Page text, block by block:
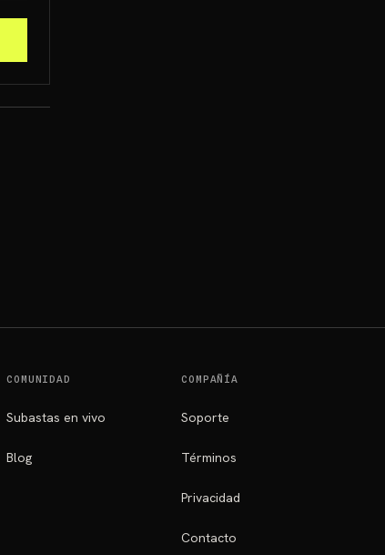
COMUNIDAD
Subastas en vivo
Blog
COMPAÑÍA
Soporte
Términos
Privacidad
Contacto